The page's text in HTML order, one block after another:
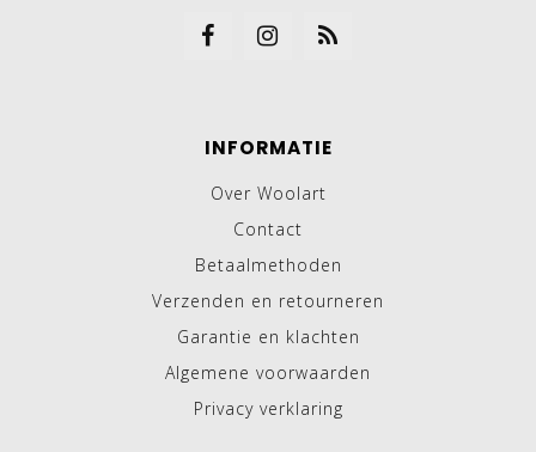
INFORMATIE
Over Woolart
Contact
Betaalmethoden
Verzenden en retourneren
Garantie en klachten
Algemene voorwaarden
Privacy verklaring